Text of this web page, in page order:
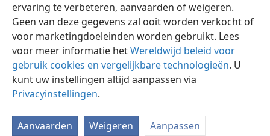
ervaring te verbeteren, aanvaarden of weigeren.
Geen van deze gegevens zal ooit worden verkocht of
voor marketingdoeleinden worden gebruikt. Lees
voor meer informatie hetWereldwijd beleid voor
gebruik cookies en vergelijkbare technologieën. U
kunt uw instellingen altijd aanpassen via
Privacyinstellingen.
Aanvaarden Weigeren Aanpassen
Copyright © 2026 Watch Tower Bible and Tract Society of Pennsylvania
Gebruiksvoorwaarden Privacybeleid
Privacyinstellingen
Inloggen